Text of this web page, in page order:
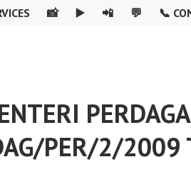
📸 ▶️ 📲 💬 📞
PER/2/2009